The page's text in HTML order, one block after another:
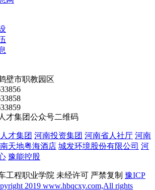
壁市职教园区
才集团 河南投资集团 河南省人社厅 河南
天地粤海酒店 城发环境股份有限公司 河
豫能控股
工程职业学院 未经许可 严禁复制 豫ICP
2019 www.hbqcxy.com,All rights